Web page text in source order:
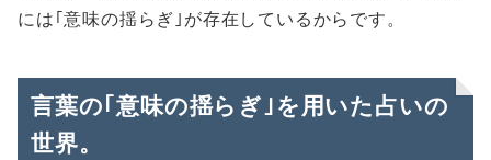
には｢意味の揺らぎ｣が存在しているからです。
言葉の｢意味の揺らぎ｣を用いた占いの
世界。